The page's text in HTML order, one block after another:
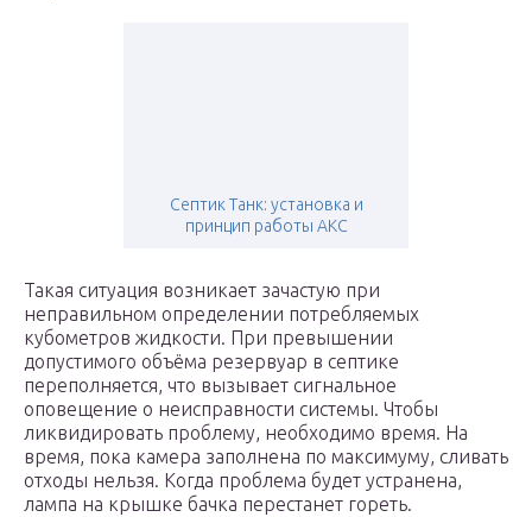
Септик Танк: установка и
принцип работы АКС
Такая ситуация возникает зачастую при
неправильном определении потребляемых
кубометров жидкости. При превышении
допустимого объёма резервуар в септике
переполняется, что вызывает сигнальное
оповещение о неисправности системы. Чтобы
ликвидировать проблему, необходимо время. На
время, пока камера заполнена по максимуму, сливать
отходы нельзя. Когда проблема будет устранена,
лампа на крышке бачка перестанет гореть.